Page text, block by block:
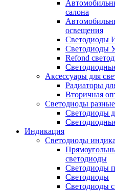
салона
освещения
Светодиоды
Светодиоды
Refond
Аксессуары для
Радиаторы
Вторичная
Светодиоды разные
Светодиоды
Индикация
Светодиоды
светодиоды
Светодиоды
Светодиоды
Светодиоды